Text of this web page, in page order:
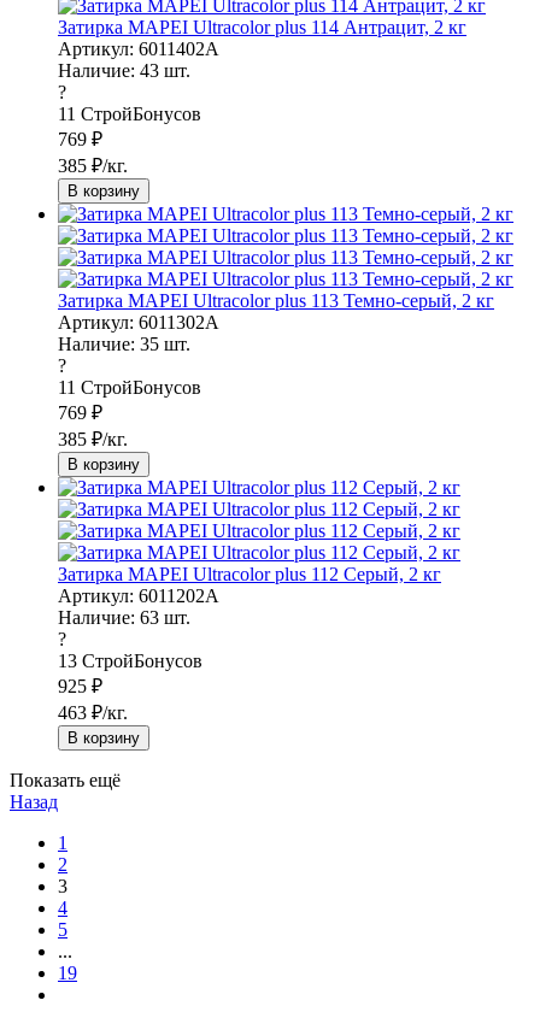
Затирка MAPEI Ultracolor plus 114 Антрацит, 2 кг
Артикул: 6011402A
Наличие: 43 шт.
?
11 СтройБонусов
769 ₽
385 ₽/кг.
В корзину
Затирка MAPEI Ultracolor plus 113 Темно-серый, 2 кг
Артикул: 6011302A
Наличие: 35 шт.
?
11 СтройБонусов
769 ₽
385 ₽/кг.
В корзину
Затирка MAPEI Ultracolor plus 112 Серый, 2 кг
Артикул: 6011202A
Наличие: 63 шт.
?
13 СтройБонусов
925 ₽
463 ₽/кг.
В корзину
Показать ещё
Назад
1
2
3
4
5
...
19